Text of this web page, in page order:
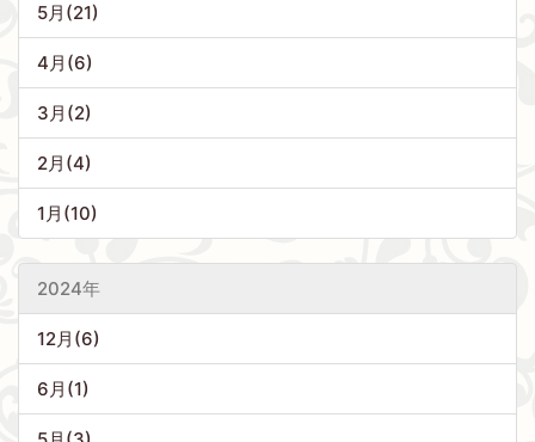
5月(21)
4月(6)
3月(2)
2月(4)
1月(10)
2024年
12月(6)
6月(1)